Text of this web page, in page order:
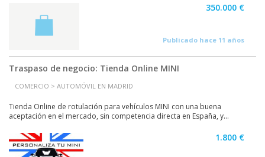
350.000 €
Publicado hace 11 años
Traspaso de negocio: Tienda Online MINI
COMERCIO > AUTOMÓVIL EN MADRID
Tienda Online de rotulación para vehículos MINI con una buena
aceptación en el mercado, sin competencia directa en España, y...
1.800 €